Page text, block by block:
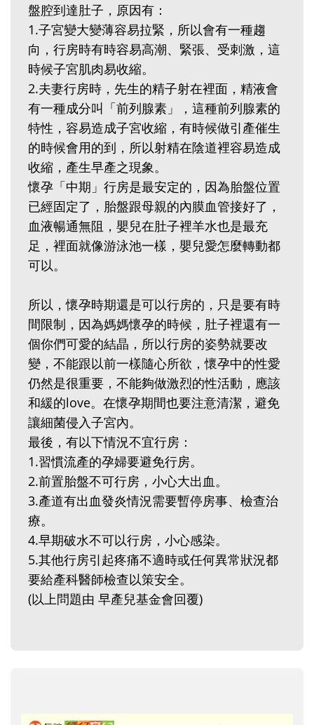
盤腔到達肚子，原因有：
1.‬子宮變大變薄容易拉緊，所以會有一種趨
向，行房時有時容易高潮、緊張、受刺激，這
時候子宮肌肉易收縮。
2.‬夫妻行房時，先生的精子射在裡面，精液會
有一種成分叫「前列腺素」，這種前列腺素的
特性，容易造成子宮收縮，有時候做引產催生
的時候會用的到，所以射精在陰道裡容易造成
收縮，產生早產之現象。
懷孕「中期」行房是最安定的，因為胎盤位置
已經固定了，胎盤跟母親的內膜血管接好了，
血液暢通無阻，嬰兒在肚子裡羊水也是最充
足，裡面就像游泳池一樣，嬰兒愛怎麼轉動都
可以。
所以，懷孕時期還是可以行房的，只是要有時
間限制，因為媽媽懷孕的時候，肚子裡還有一
個你們可愛的結晶，所以行房的姿勢就要改
變，不能跟以前一樣隨心所欲，懷孕中的性愛
仍然是很重要，不能夠做激烈的性活動，應該
和緩的love。在懷孕期間也要注意清潔，避免
讓細菌侵入子宮內。
最後，有以下情況不宜行房：
1.‬習慣流產的孕婦要避免行房。
2.‬前置胎盤不可行房，小心大出血。
3.‬產道有出血發炎情況需要暫停房事、檢查治
療。
4.‬早期破水不可以行房，小心感染。
5.‬其他行房引起疼痛不適時或任何異常狀況都
要給產科醫師檢查以策安全。
(以上問題由 早產兒基金會回覆)